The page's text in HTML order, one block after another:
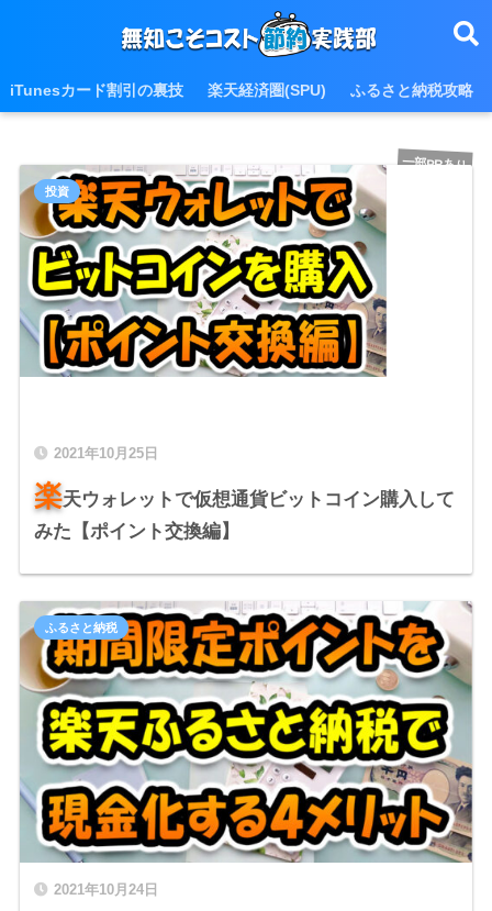
iTunesカード割引の裏技 楽天経済圏(SPU) ふるさと納税攻略
一部PRあり
2021年10月25日
楽天ウォレットで仮想通貨ビットコイン購入して
みた【ポイント交換編】
投資
2021年10月24日
ふるさと納税